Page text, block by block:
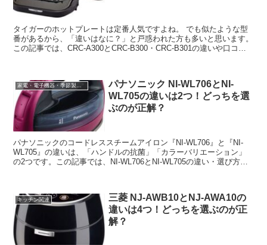
タイガーのホットプレートは定番人気ですよね。 でも似たような型
番があるから、「違いはなに？」と戸惑われた方も多いと思います。
この記事では、CRC-A300とCRC-B300・CRC-B301の違いや口コ
家電・電子機器・季節製品など
パナソニック NI-WL706とNI-
WL705の違いは2つ！どっちを選
ぶのが正解？
パナソニックのコードレススチームアイロン『NI-WL706』と『NI-
WL705』の違いは、「ハンドルの抗菌」「カラーバリエーション」
の2つです。この記事では、NI-WL706とNI-WL705の違い・選び方な
キッチン関連
三菱 NJ-AWB10とNJ-AWA10の
違いは4つ！どっちを選ぶのが正
解？